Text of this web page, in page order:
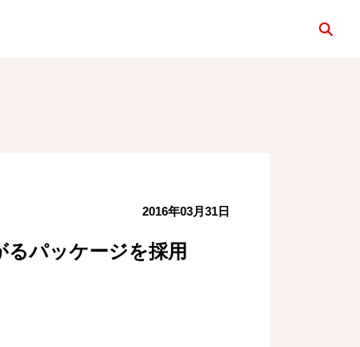
2016年03月31日
パッケージを採用